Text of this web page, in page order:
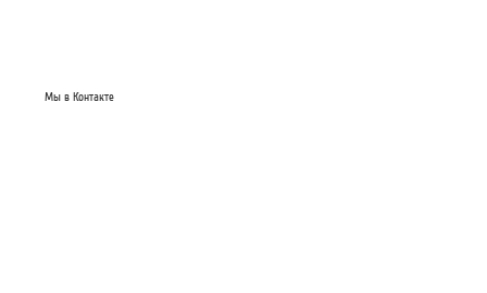
Мы в Контакте